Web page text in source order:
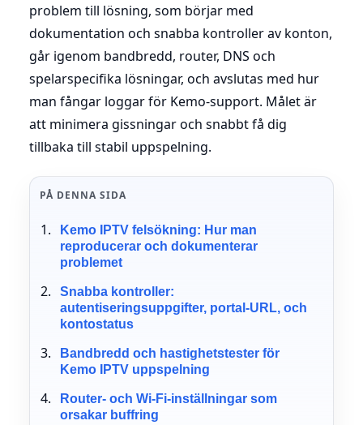
problem till lösning, som börjar med
dokumentation och snabba kontroller av konton,
går igenom bandbredd, router, DNS och
spelarspecifika lösningar, och avslutas med hur
man fångar loggar för Kemo-support. Målet är
att minimera gissningar och snabbt få dig
tillbaka till stabil uppspelning.
PÅ DENNA SIDA
Kemo IPTV felsökning: Hur man
reproducerar och dokumenterar
problemet
Snabba kontroller:
autentiseringsuppgifter, portal-URL, och
kontostatus
Bandbredd och hastighetstester för
Kemo IPTV uppspelning
Router- och Wi-Fi-inställningar som
orsakar buffring